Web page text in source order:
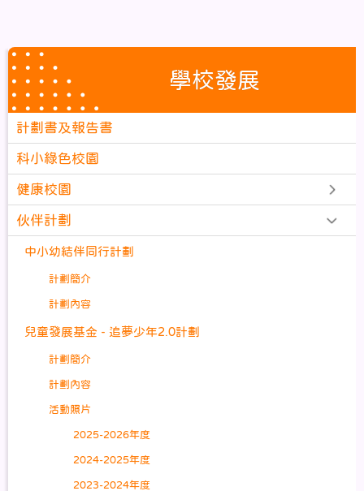
學校發展
計劃書及報告書
科小綠色校園
健康校園
伙伴計劃
中小幼結伴同行計劃
計劃簡介
計劃內容
兒童發展基金 - 追夢少年2.0計劃
計劃簡介
計劃內容
活動照片
2025-2026年度
2024-2025年度
2023-2024年度